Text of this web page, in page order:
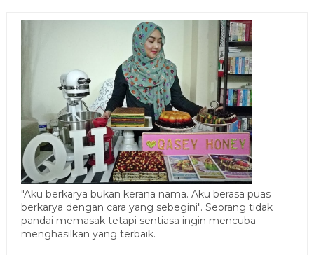
"Aku berkarya bukan kerana nama. Aku berasa puas
berkarya dengan cara yang sebegini". Seorang tidak
pandai memasak tetapi sentiasa ingin mencuba
menghasilkan yang terbaik.